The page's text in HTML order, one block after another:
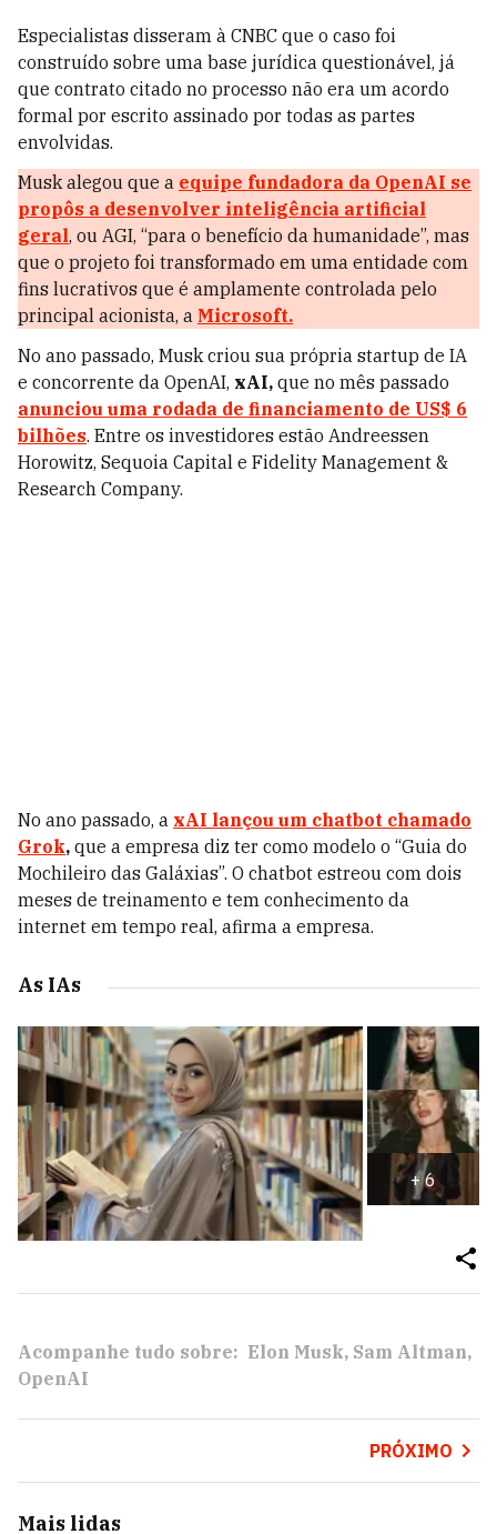
Especialistas disseram à CNBC que o caso foi
construído sobre uma base jurídica questionável, já
que contrato citado no processo não era um acordo
formal por escrito assinado por todas as partes
envolvidas.
Musk alegou que a equipe fundadora da OpenAI se
propôs a desenvolver inteligência artificial
geral, ou AGI, “para o benefício da humanidade”, mas
que o projeto foi transformado em uma entidade com
fins lucrativos que é amplamente controlada pelo
principal acionista, a Microsoft.
No ano passado, Musk criou sua própria startup de IA
e concorrente da OpenAI, xAI, que no mês passado
anunciou uma rodada de financiamento de US$ 6
bilhões. Entre os investidores estão Andreessen
Horowitz, Sequoia Capital e Fidelity Management &
Research Company.
No ano passado, a xAI lançou um chatbot chamado
Grok, que a empresa diz ter como modelo o “Guia do
Mochileiro das Galáxias”. O chatbot estreou com dois
meses de treinamento e tem conhecimento da
internet em tempo real, afirma a empresa.
As IAs
+6
Acompanhe tudo sobre: Elon Musk Sam Altman
OpenAI
PRÓXIMO
Mais lidas